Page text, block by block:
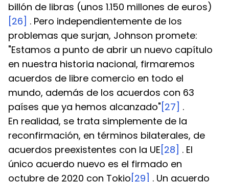
billón de libras (unos 1.150 millones de euros)
[26] . Pero independientemente de los
problemas que surjan, Johnson promete:
"Estamos a punto de abrir un nuevo capítulo
en nuestra historia nacional, firmaremos
acuerdos de libre comercio en todo el
mundo, además de los acuerdos con 63
países que ya hemos alcanzado" [27] .
En realidad, se trata simplemente de la
reconfirmación, en términos bilaterales, de
acuerdos preexistentes con la UE [28] . El
único acuerdo nuevo es el firmado en
octubre de 2020 con Tokio [29] . Un acuerdo